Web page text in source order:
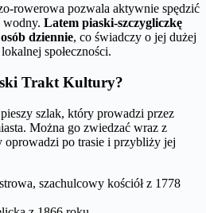
rowerowa pozwala aktywnie spędzić
wodny. Latem piaski-szczygliczkę
dziennie, co świadczy o jej dużej
społeczności.
Trakt Kultury?
szlak, który prowadzi przez
Można go zwiedzać wraz z
po trasie i przybliży jej
szachulcowy kościół z 1778